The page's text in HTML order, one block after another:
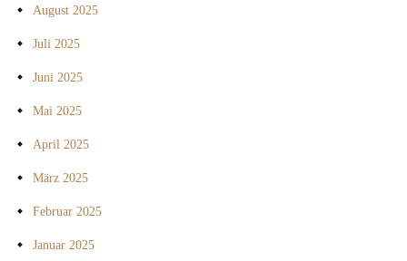
August 2025
Juli 2025
Juni 2025
Mai 2025
April 2025
März 2025
Februar 2025
Januar 2025